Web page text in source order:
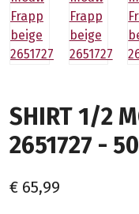
SHIRT 1/2
2651727 - 50
€ 65,99